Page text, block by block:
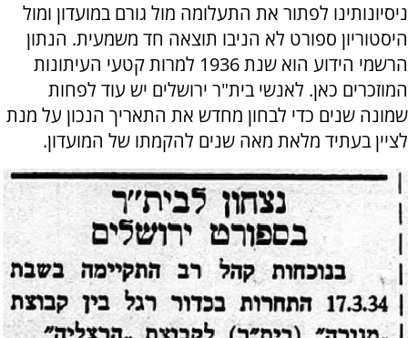
ניסיונותינו לפתור את התעלומה מול גורם במועדון ומול
היסטוריון ספורט לא הניבו תוצאה חד משמעית. הנתון
הרשמי הידוע הוא שנת 1936 למרות קטעי העיתונות
המוזכרים כאן. לאנשי בית"ר ירושלים יש עוד לפחות
שמונה שנים כדי לבחון מחדש את התאריך הנכון על מנת
לציין בעתיד מלאת מאה שנים להקמתו של המועדון.